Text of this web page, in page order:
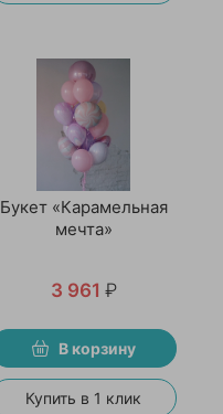
Букет «Карамельная
мечта»
3 961 ₽
В корзину
Купить в 1 клик